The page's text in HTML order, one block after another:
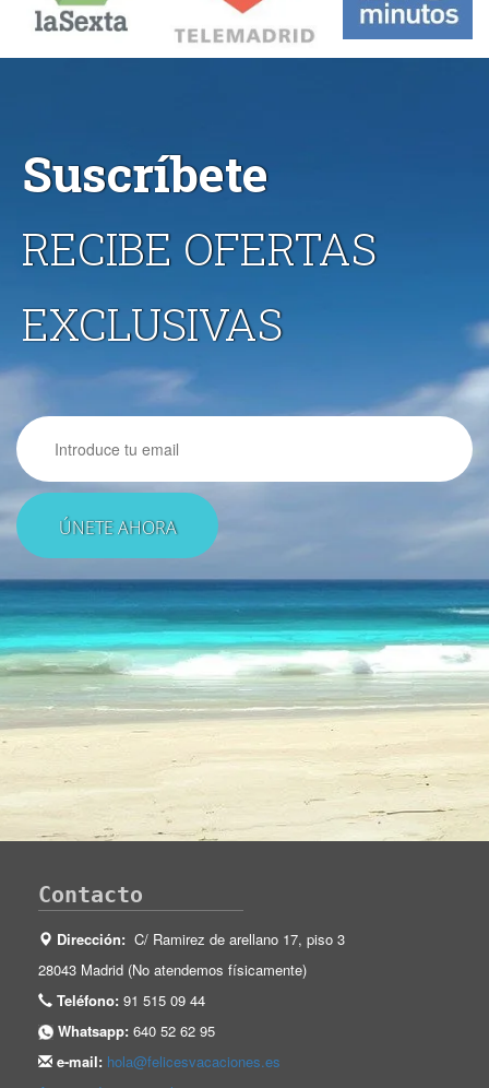
Suscríbete
RECIBE OFERTAS
EXCLUSIVAS
Email
Contacto
Dirección: C/ Ramirez de arellano 17, piso 3
28043 Madrid (No atendemos físicamente)
Teléfono: 91 515 09 44
Whatsapp: 640 52 62 95
e-mail: hola@felicesvacaciones.es